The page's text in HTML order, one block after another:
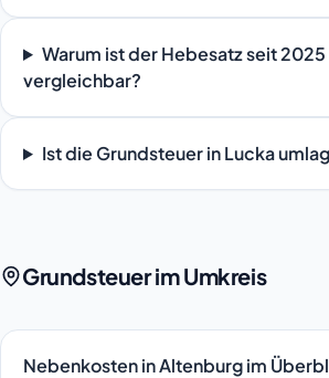
Warum ist der Hebesatz seit
vergleichbar?
Ist die Grundsteuer in Lucka
Grundsteuer im Umkreis
Nebenkosten in Altenburg im